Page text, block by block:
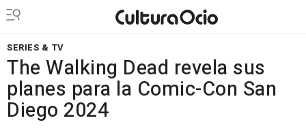
SERIES & TV
The Walking Dead revela sus
planes para la Comic-Con San
Diego 2024